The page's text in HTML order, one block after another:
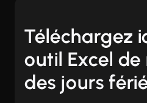
Téléchargez
outil Excel de
des jours